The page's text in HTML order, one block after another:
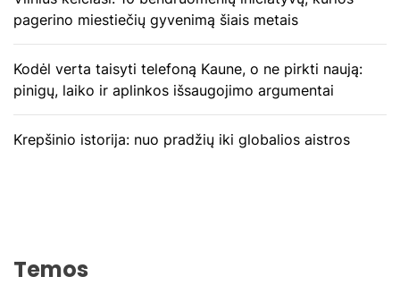
pagerino miestiečių gyvenimą šiais metais
Kodėl verta taisyti telefoną Kaune, o ne pirkti naują:
pinigų, laiko ir aplinkos išsaugojimo argumentai
Krepšinio istorija: nuo pradžių iki globalios aistros
Temos